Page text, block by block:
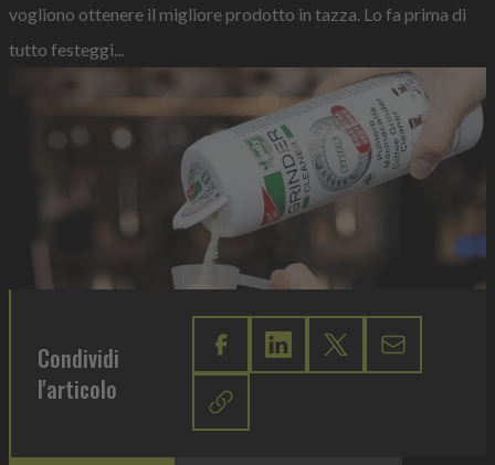
vogliono ottenere il migliore prodotto in tazza. Lo fa prima di
tutto festeggi...
Condividi
l'articolo